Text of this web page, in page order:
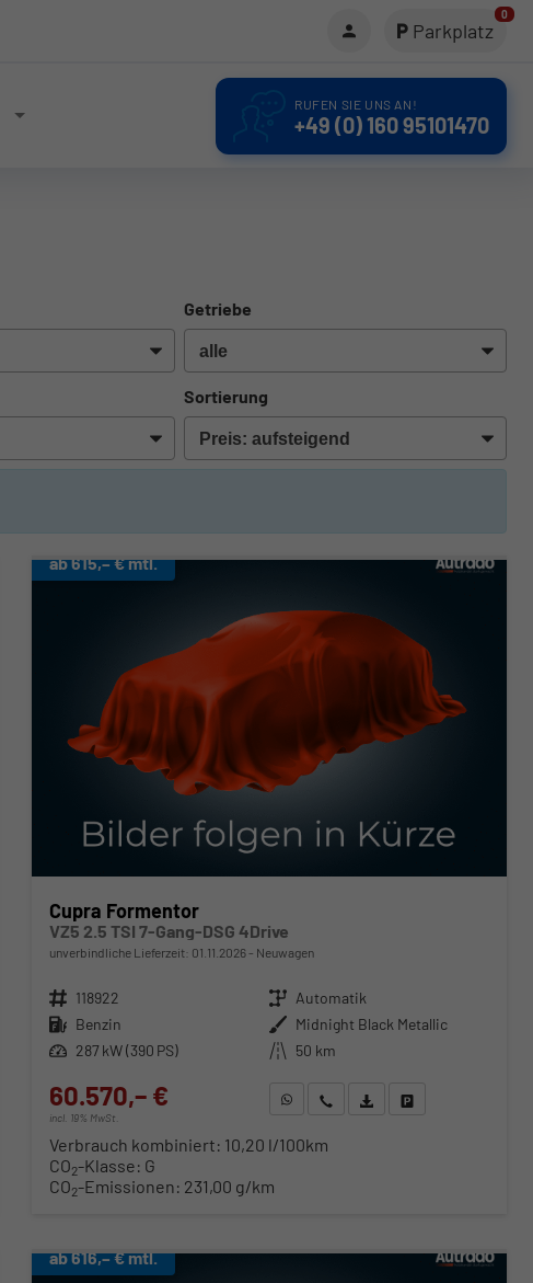
Parkplatz
0
RUFEN SIE UNS AN!
+49 (0) 160 95101470
Getriebe
Sortierung
ab 615,– € mtl.
Cupra Formentor
VZ5 2.5 TSI 7-Gang-DSG 4Drive
unverbindliche Lieferzeit: 01.11.2026 Neuwagen
Fahrzeugnr. 118922 Getriebe Automatik
Kraftstoff Benzin Außenfarbe Midnight Black Metallic
Leistung 287 kW (390 PS) Kilometerstand 50 km
60.570,– €
incl. 19% MwSt.
WhatsApp anfragen
Wir rufen Sie anFahrzeugexposé (PDF)
Fahrzeug parken
Verbrauch kombiniert: 10,20 l/100km
CO2-Klasse: G
CO2-Emissionen: 231,00 g/km
ab 616,– € mtl.